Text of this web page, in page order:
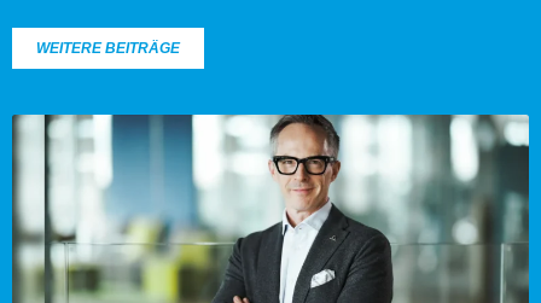
WEITERE BEITRÄGE